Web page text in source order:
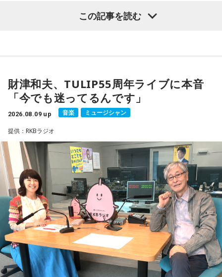
パーソナリティを務め、漫画にまつわるゲストを迎えるポッ
18年に及ぶ「宇宙兄弟」の連載完結のタイミングでの出演と
なり、「宇宙兄弟」誕生のエピソードや「キャラクターに出
会う」というキャラクター造形について、ストーリーの発想
小山宙哉をゲストに迎える特別番組『マンガのラジオ 宇宙兄
弟スペシャル supported by viviON』は8月16日（日）19時
から放送。放送後には、地上波本編で未公開の音源を含むデ
ィレクターズカット版のポッドキャスト配信も予定してい
る。
【小山宙哉プロフィール】
1978年生 京都府出身 京都市立銅駝美術工芸高等学校（現：
京都市立美術工芸高等学校）、大阪市立デザイン教育研究所
卒業。デザイン会社勤務を経て、「モーニング」に持ち込み
この記事を読む
財津和夫、TULIP55周年ライブに本音
「今でも迷ってるんです」
2026.08.09 up 音楽 ミュージシャン
提供：RKBラジオ